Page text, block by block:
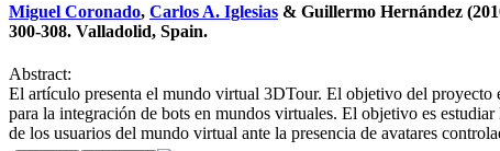
Miguel Coronado, Carlos A. Iglesias & Guillermo Hernández
300-308. Valladolid, Spain.
Abstract:
El artículo presenta el mundo virtual 3DTour. El objetivo del proyecto
para la integración de bots en mundos virtuales. El objetivo es
de los usuarios del mundo virtual ante la presencia de avatares